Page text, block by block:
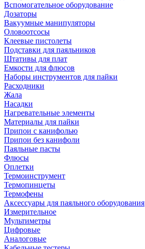
Вспомогательное оборудование
Дозаторы
Вакуумные манипуляторы
Оловоотсосы
Клеевые пистолеты
Подставки для паяльников
Штативы для плат
Емкости для флюсов
Наборы инструментов для пайки
Расходники
Жала
Насадки
Нагревательные элементы
Материалы для пайки
Припои с канифолью
Припои без канифоли
Паяльные пасты
Флюсы
Оплетки
Термоинструмент
Термопинцеты
Термофены
Аксессуары для паяльного оборудования
Измерительное
Мультиметры
Цифровые
Аналоговые